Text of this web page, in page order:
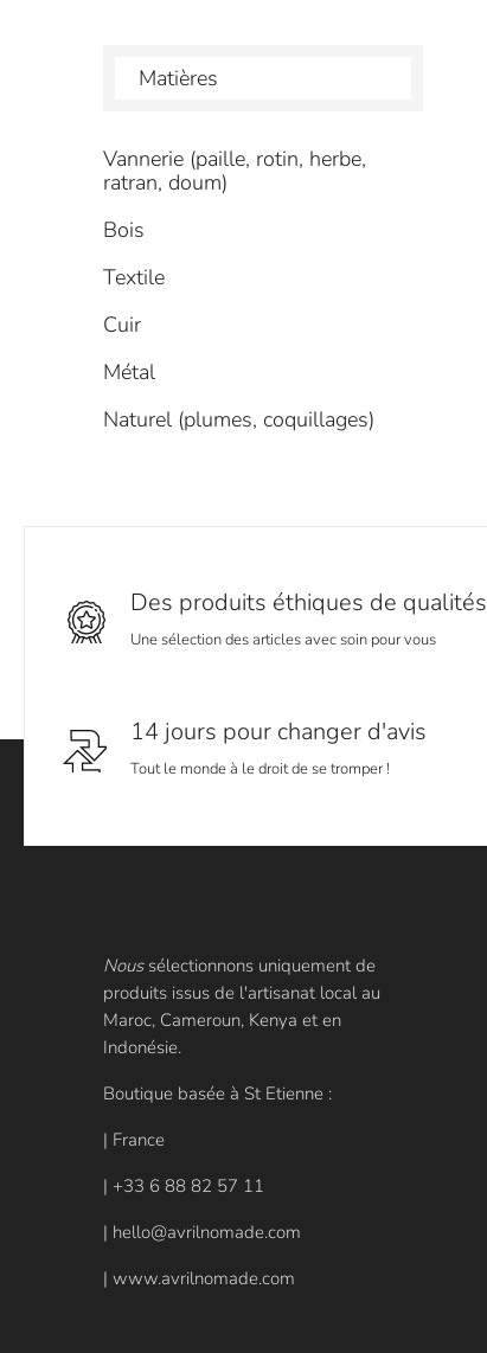
Matières
Vannerie (paille, rotin, herbe,
ratran, doum)
Bois
Textile
Cuir
Métal
Naturel (plumes, coquillages)
Des produits éthiques de qualités
Une sélection des articles avec soin pour vous
14 jours pour changer d'avis
Tout le monde à le droit de se tromper !
Noussélectionnons uniquement de
produits issus de l'artisanat local au
Maroc, Cameroun, Kenya et en
Indonésie.
Boutique basée à St Etienne :
| France
| +33 6 88 82 57 11
| hello@avrilnomade.com
| www.avrilnomade.com